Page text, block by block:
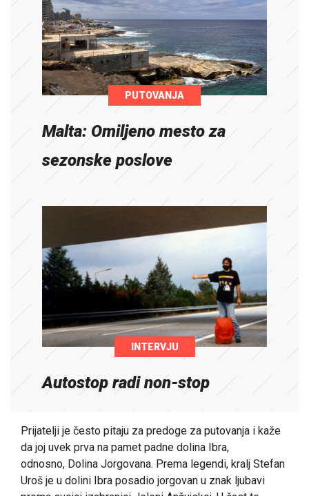
PUTOVANJA
Malta: Omiljeno mesto za
sezonske poslove
INTERVJU
Autostop radi non-stop
Prijatelji je često pitaju za predoge za putovanja i kaže
da joj uvek prva na pamet padne dolina Ibra,
odnosno, Dolina Jorgovana. Prema legendi, kralj Stefan
Uroš je u dolini Ibra posadio jorgovan u znak ljubavi